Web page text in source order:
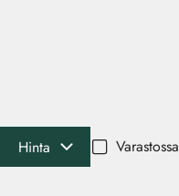
Hinta Varastossa